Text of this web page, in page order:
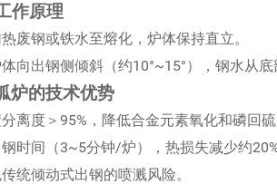
作原理
废钢或铁水至熔化，炉体保持直立。
向出钢侧倾斜（约10°~15°），钢水从
炉的技术优势
离度＞95%，降低合金元素氧化和磷回硫
时间（3~5分钟/炉），热损失减少约20%
统倾动式出钢的喷溅风险。